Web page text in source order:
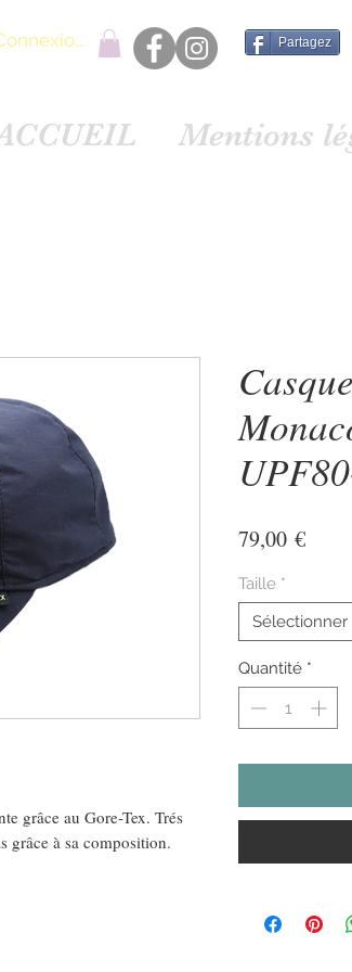
Partagez
Mentions
grâce au Gore-Tex. Trés
grâce à sa composition.
79,00 €Prix
Taille *
Sélectionner
Quantité *